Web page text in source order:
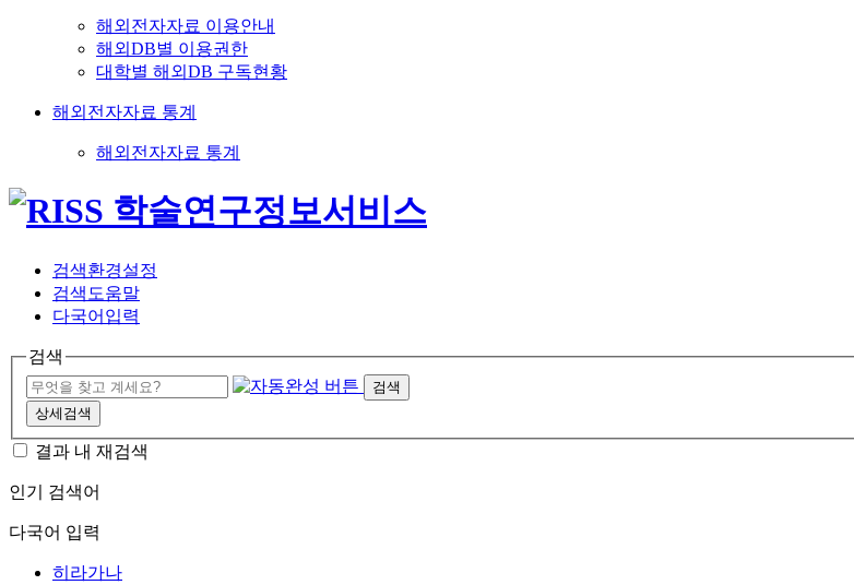
해외전자자료 이용안내
해외DB별 이용권한
대학별 해외DB 구독현황
해외전자자료 통계
해외전자자료 통계
검색환경설정
검색도움말
다국어입력
검색
검색
상세검색
결과 내 재검색
인기 검색어
다국어 입력
히라가나